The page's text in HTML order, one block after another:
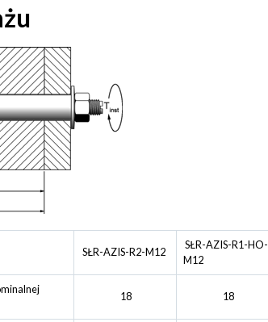
SŁR-AZIS-R2-M12
SŁR-AZIS-R1-HO-
M12
18 18